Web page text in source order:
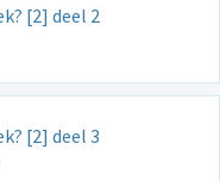
[2] deel 2
[2] deel 3